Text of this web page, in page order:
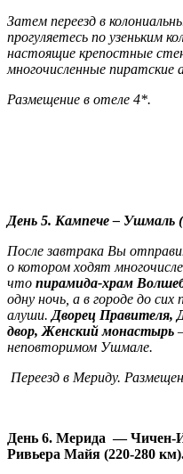
Затем переезд в
прогуляетесь по узеньким
настоящие крепостные
многочисленные пиратские
Размещение в отеле 4*.
День 5. Кампече – Ушмаль
После завтрака Вы
о котором ходят
что пирамида-храм
одну ночь, а в городе до
алуши. Дворец Правителя,
двор, Женский монастырь
неповторимом Ушмале.
Переезд в Мериду.
День 6. Мерида — Чичен-
Ривьера Майя (220-280